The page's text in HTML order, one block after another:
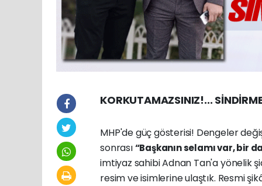
KORKUTAMAZSINIZ!...
MHP'de güç gösterisi! Dengeler
sonrası“Başkanın selamı var, bir
imtiyaz sahibi Adnan Tan'a yönelik
resim ve isimlerine ulaştık. Resmi